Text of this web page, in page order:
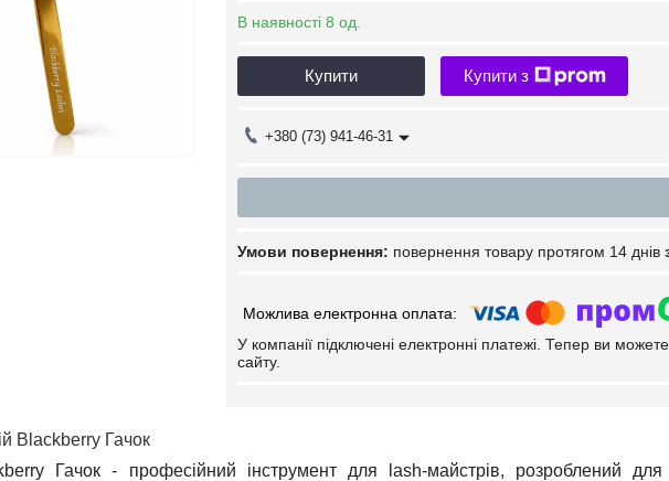
В наявності 8 од.
Купити Купити з
+380 (73) 941-46-31
повернення товару протягом 14 днів
У компанії підключені електронні платежі. Тепер ви
сайту.
Blackberry Гачок
Гачок - професійний інструмент для lash-майстрів, розроблений